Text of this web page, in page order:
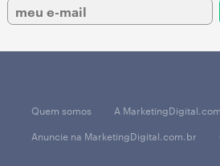
Quem somos
A
Anuncie na MarketingDigital.com.br